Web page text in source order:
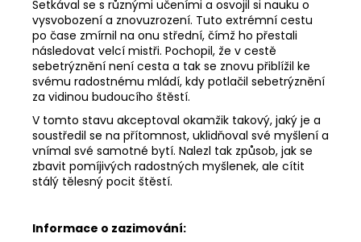
Setkával se s různými učeními a osvojil si nauku o
vysvobození a znovuzrození. Tuto extrémní cestu
po čase zmírnil na onu střední, čímž ho přestali
následovat velcí mistři. Pochopil, že v cestě
sebetrýznění není cesta a tak se znovu přiblížil ke
svému radostnému mládí, kdy potlačil sebetrýznění
za vidinou budoucího štěstí.
V tomto stavu akceptoval okamžik takový, jaký je a
soustředil se na přítomnost, uklidňoval své myšlení a
vnímal své samotné bytí. Nalezl tak způsob, jak se
zbavit pomíjivých radostných myšlenek, ale cítit
stálý tělesný pocit štěstí.
Informace o zazimování: